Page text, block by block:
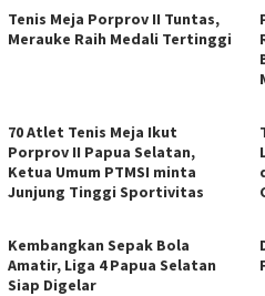
Tenis Meja Porprov II Tuntas,
Merauke Raih Medali Tertinggi
70 Atlet Tenis Meja Ikut
Porprov II Papua Selatan,
Ketua Umum PTMSI minta
Junjung Tinggi Sportivitas
Kembangkan Sepak Bola
Amatir, Liga 4 Papua Selatan
Siap Digelar